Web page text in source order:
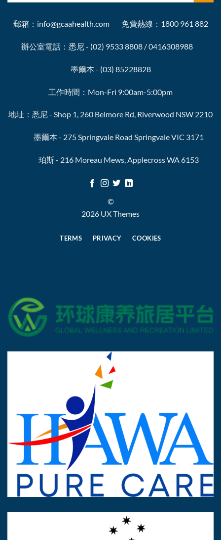
郵箱：info@gcaahealth.com 免費熱線：1800 961 882
辦公室電話：悉尼 - (02) 9533 8808 / 0416308988
墨爾本 - (03) 85228828
工作時間：Mon-Fri 9:00am-5:00pm
地址：悉尼 - Shop 1, 260 Belmore Rd, Riverwood NSW 2210
墨爾本 - 275 Springvale Road Springvale VIC 3171
珀斯 - 216 Moreau Mews, Applecross WA 6153
©
2026 UX Themes
TERMS PRIVACY COOKIES